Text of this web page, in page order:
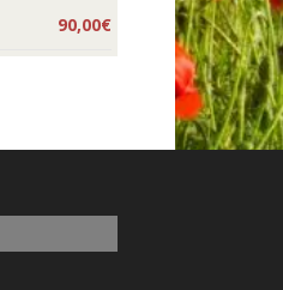
90,00€